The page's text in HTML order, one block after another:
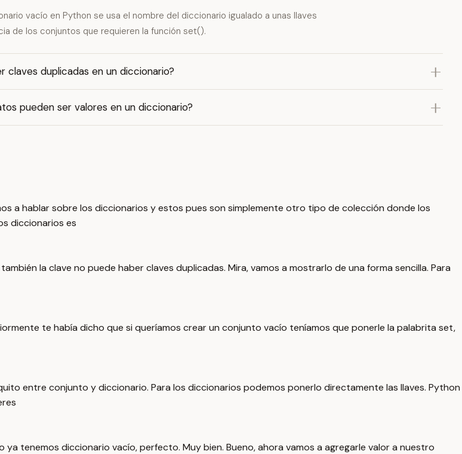
vacío en Python se usa el nombre del diccionario igualado a unas llaves
de los conjuntos que requieren la función set().
claves duplicadas en un diccionario?
pueden ser valores en un diccionario?
a hablar sobre los diccionarios y estos pues son simplemente otro tipo de colección donde los
diccionarios es
la clave no puede haber claves duplicadas. Mira, vamos a mostrarlo de una forma sencilla. Para
te había dicho que si queríamos crear un conjunto vacío teníamos que ponerle la palabrita set,
entre conjunto y diccionario. Para los diccionarios podemos ponerlo directamente las llaves. Python
tenemos diccionario vacío, perfecto. Muy bien. Bueno, ahora vamos a agregarle valor a nuestro